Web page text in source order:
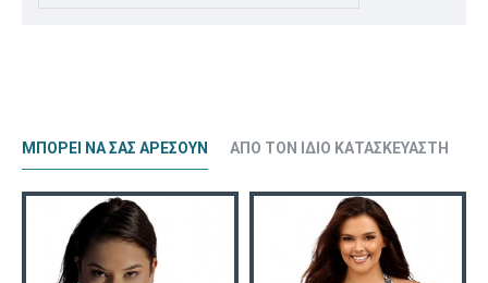
ΜΠΟΡΕΊ ΝΑ ΣΑΣ ΑΡΈΣΟΥΝ ΑΠΌ ΤΟΝ ΊΔΙΟ ΚΑΤΑΣΚΕΥΑΣΤΉ